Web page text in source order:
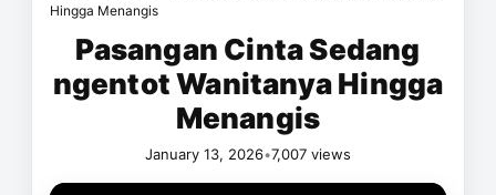
Hingga Menangis
Pasangan Cinta Sedang
ngentot Wanitanya Hingga
Menangis
January 13, 2026•7,007 views